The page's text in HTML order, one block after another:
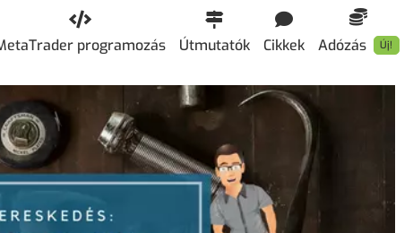
programozás Útmutatók Cikkek Adózás Új!